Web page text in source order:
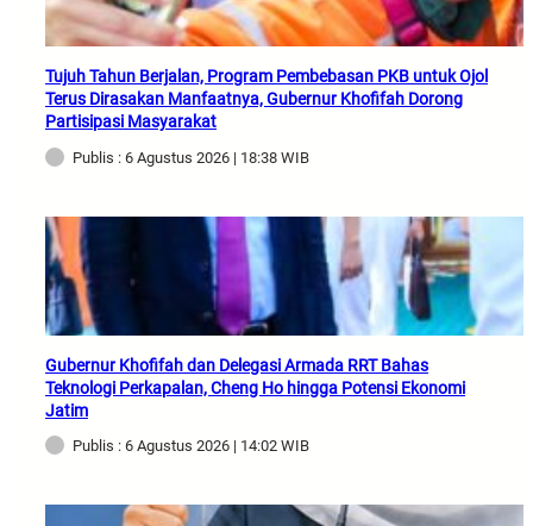
Tujuh Tahun Berjalan, Program Pembebasan PKB untuk Ojol
Terus Dirasakan Manfaatnya, Gubernur Khofifah Dorong
Partisipasi Masyarakat
Publis : 6 Agustus 2026 | 18:38 WIB
Gubernur Khofifah dan Delegasi Armada RRT Bahas
Teknologi Perkapalan, Cheng Ho hingga Potensi Ekonomi
Jatim
Publis : 6 Agustus 2026 | 14:02 WIB